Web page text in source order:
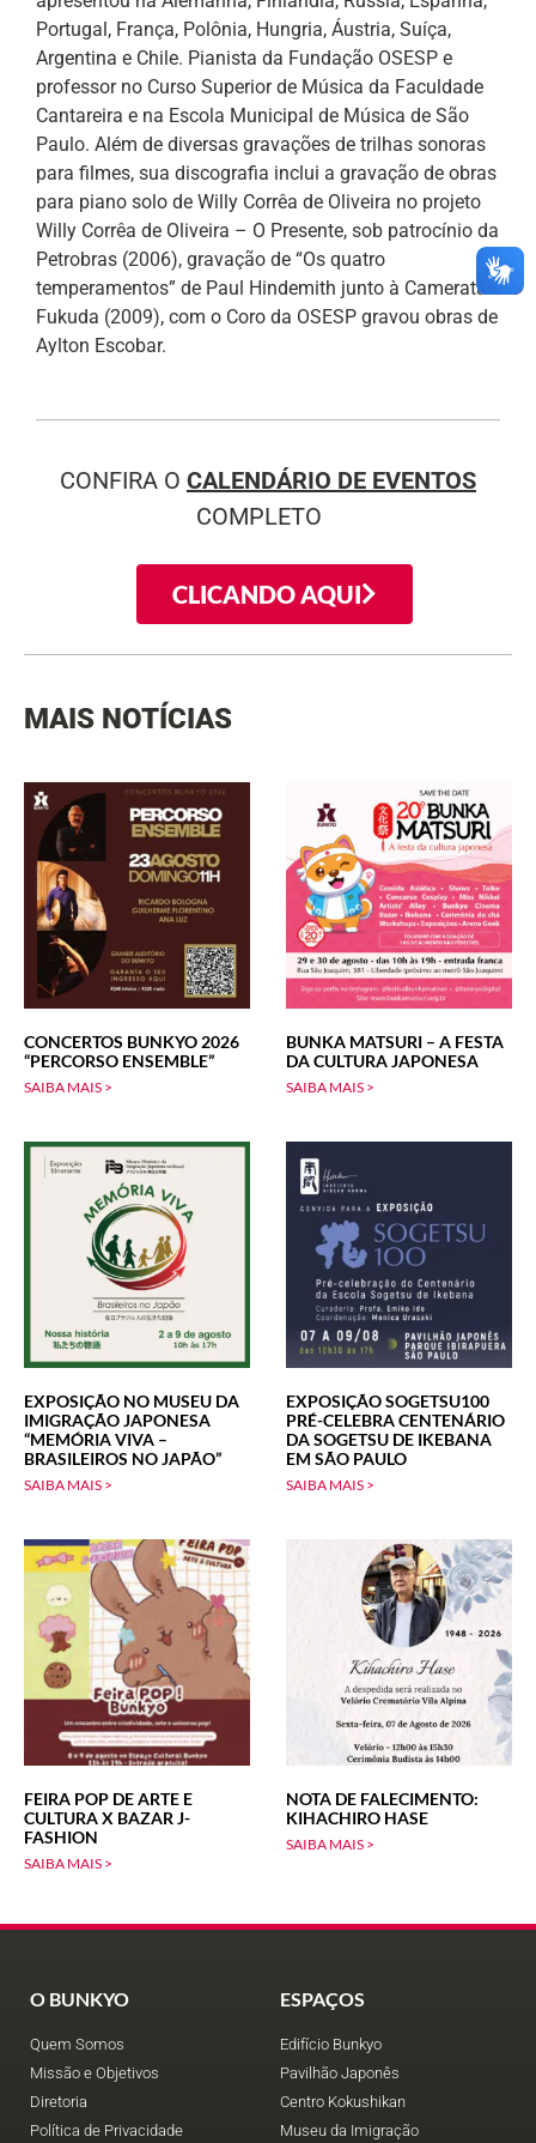
Portugal, França, Polônia, Hungria, Áustria, Suíça,
Argentina e Chile. Pianista da Fundação OSESP e
professor no Curso Superior de Música da Faculdade
Cantareira e na Escola Municipal de Música de São
Paulo. Além de diversas gravações de trilhas sonoras
para filmes, sua discografia inclui a gravação de obras
para piano solo de Willy Corrêa de Oliveira no projeto
Willy Corrêa de Oliveira – O Presente, sob patrocínio da
Petrobras (2006), gravação de “Os quatro
temperamentos” de Paul Hindemith junto à Camerata
Fukuda (2009), com o Coro da OSESP gravou obras de
Aylton Escobar.
CONFIRA O CALENDÁRIO DE EVENTOS
COMPLETO
CLICANDO AQUI
MAIS NOTÍCIAS
CONCERTOS BUNKYO 2026
“PERCORSO ENSEMBLE”
SAIBA MAIS >
BUNKA MATSURI – A FESTA
DA CULTURA JAPONESA
SAIBA MAIS >
EXPOSIÇÃO NO MUSEU DA
IMIGRAÇÃO JAPONESA
“MEMÓRIA VIVA –
BRASILEIROS NO JAPÃO”
SAIBA MAIS >
EXPOSIÇÃO SOGETSU100
PRÉ-CELEBRA CENTENÁRIO
DA SOGETSU DE IKEBANA
EM SÃO PAULO
SAIBA MAIS >
FEIRA POP DE ARTE E
CULTURA X BAZAR J-
FASHION
SAIBA MAIS >
NOTA DE FALECIMENTO:
KIHACHIRO HASE
SAIBA MAIS >
O BUNKYO
Quem Somos
Missão e Objetivos
Diretoria
Política de Privacidade
ESPAÇOS
Edifício Bunkyo
Pavilhão Japonês
Centro Kokushikan
Museu da Imigração